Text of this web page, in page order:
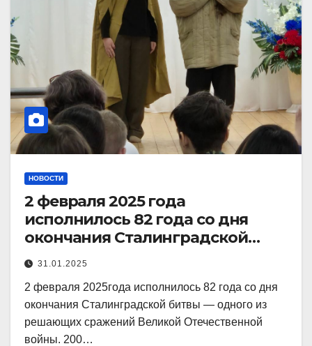
НОВОСТИ
2 февраля 2025 года
исполнилось 82 года со дня
окончания Сталинградской
битвы
31.01.2025
2 февраля 2025года исполнилось 82 года со дня
окончания Сталинградской битвы — одного из
решающих сражений Великой Отечественной
войны. 200…